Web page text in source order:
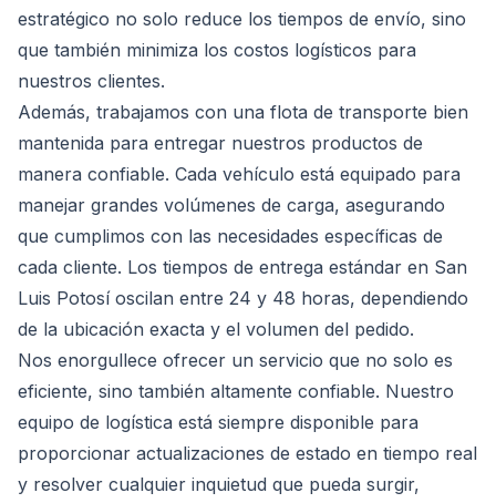
estratégico no solo reduce los tiempos de envío, sino
que también minimiza los costos logísticos para
nuestros clientes.
Además, trabajamos con una flota de transporte bien
mantenida para entregar nuestros productos de
manera confiable. Cada vehículo está equipado para
manejar grandes volúmenes de carga, asegurando
que cumplimos con las necesidades específicas de
cada cliente. Los tiempos de entrega estándar en San
Luis Potosí oscilan entre 24 y 48 horas, dependiendo
de la ubicación exacta y el volumen del pedido.
Nos enorgullece ofrecer un servicio que no solo es
eficiente, sino también altamente confiable. Nuestro
equipo de logística está siempre disponible para
proporcionar actualizaciones de estado en tiempo real
y resolver cualquier inquietud que pueda surgir,